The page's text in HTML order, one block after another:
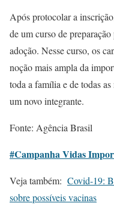
Após protocolar a
de um curso de
adoção. Nesse curso, os
noção mais ampla da
toda a família e de todas
um novo integrante.
Fonte: Agência Brasil
#Campanha Vidas
Veja também: Covid-19:
sobre possíveis vacinas